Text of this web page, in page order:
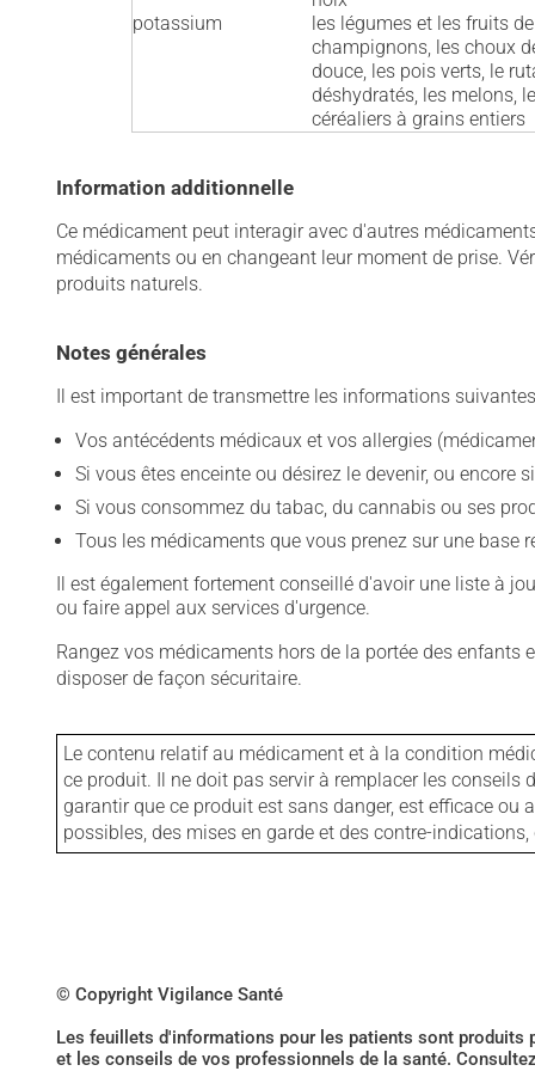
potassium
les légumes et les fruits
champignons, les choux
douce, les pois verts, le
déshydratés, les melons,
céréaliers à grains entiers
Information additionnelle
Ce médicament peut interagir avec d'autres
médicaments ou en changeant leur moment de prise.
produits naturels.
Notes générales
Il est important de transmettre les informations
Vos antécédents médicaux et vos allergies
Si vous êtes enceinte ou désirez le devenir, ou encore
Si vous consommez du tabac, du cannabis ou ses
Tous les médicaments que vous prenez sur une
Il est également fortement conseillé d'avoir une liste à
ou faire appel aux services d'urgence.
Rangez vos médicaments hors de la portée des
disposer de façon sécuritaire.
Le contenu relatif au médicament et à la condition
ce produit. Il ne doit pas servir à remplacer les conseils
garantir que ce produit est sans danger, est efficace
possibles, des mises en garde et des contre-
© Copyright Vigilance Santé
Les feuillets d'informations pour les patients sont produits
et les conseils de vos professionnels de la santé.